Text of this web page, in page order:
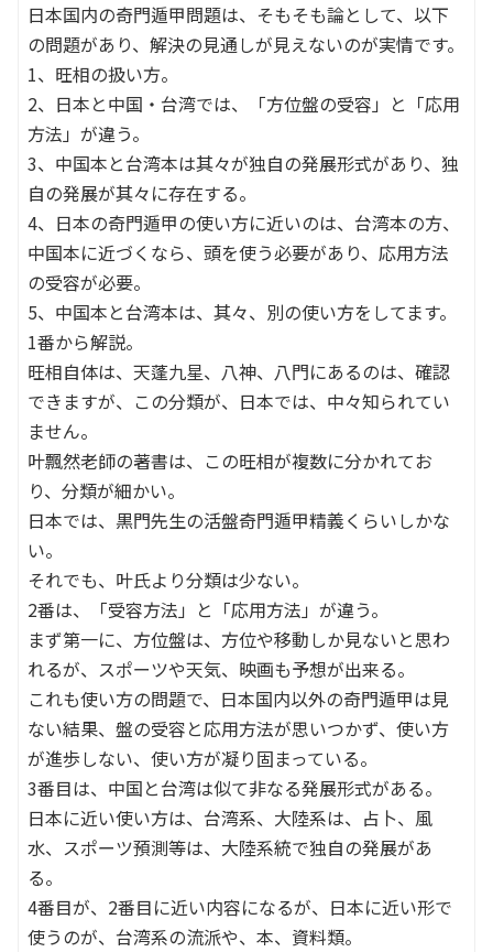
日本国内の奇門遁甲問題は、そもそも論として、以下
の問題があり、解決の見通しが見えないのが実情です。
1、旺相の扱い方。
2、日本と中国・台湾では、「方位盤の受容」と「応用
方法」が違う。
3、中国本と台湾本は其々が独自の発展形式があり、独
自の発展が其々に存在する。
4、日本の奇門遁甲の使い方に近いのは、台湾本の方、
中国本に近づくなら、頭を使う必要があり、応用方法
の受容が必要。
5、中国本と台湾本は、其々、別の使い方をしてます。
1番から解説。
旺相自体は、天蓬九星、八神、八門にあるのは、確認
できますが、この分類が、日本では、中々知られてい
ません。
叶飄然老師の著書は、この旺相が複数に分かれてお
り、分類が細かい。
日本では、黒門先生の活盤奇門遁甲精義くらいしかな
い。
それでも、叶氏より分類は少ない。
2番は、「受容方法」と「応用方法」が違う。
まず第一に、方位盤は、方位や移動しか見ないと思わ
れるが、スポーツや天気、映画も予想が出来る。
これも使い方の問題で、日本国内以外の奇門遁甲は見
ない結果、盤の受容と応用方法が思いつかず、使い方
が進歩しない、使い方が凝り固まっている。
3番目は、中国と台湾は似て非なる発展形式がある。
日本に近い使い方は、台湾系、大陸系は、占卜、風
水、スポーツ預測等は、大陸系統で独自の発展があ
る。
4番目が、2番目に近い内容になるが、日本に近い形で
使うのが、台湾系の流派や、本、資料類。